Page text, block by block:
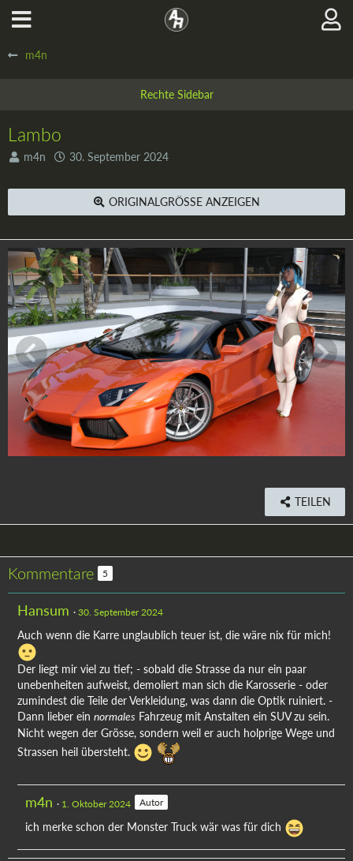
m4n
Lambo
m4n 30. September 2024
ORIGINALGRÖSSE ANZEIGEN
TEILEN
Kommentare 5
Hansum 30. September 2024
Auch wenn die Karre unglaublich teuer ist, die wäre nix für mich!
Der liegt mir viel zu tief; - sobald die Strasse da nur ein paar
unebenheiten aufweist, demoliert man sich die Karosserie - oder
zumindest die Teile der Verkleidung, was dann die Optik ruiniert. -
Dann lieber ein normales Fahrzeug mit Anstalten ein SUV zu sein.
Nicht wegen der Grösse, sondern weil er auch holprige Wege und
Strassen heil übersteht.
m4n 1. Oktober 2024 Autor
ich merke schon der Monster Truck wär was für dich